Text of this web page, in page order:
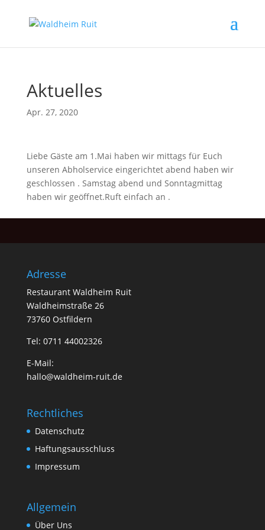
Aktuelles
Apr. 27, 2020
Liebe Gäste am 1.Mai haben wir mittags für Euch
unseren Abholservice eingerichtet abend haben wir
geschlossen . Samstag abend und Sonntagmittag
haben wir geöffnet.Ruft einfach an .
Adresse
Restaurant Waldheim Ruit
Waldheimstraße 26
73760 Ostfildern
Tel: 0711 44002326
E-Mail:
hallo@waldheim-ruit.de
Rechtliches
Datenschutz
Haftungsausschluss
Impressum
Allgemein
Über Uns